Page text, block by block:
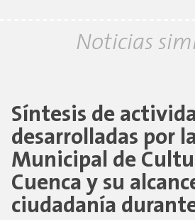
Noticias
Síntesis de
desarrolladas por
Municipal de
Cuenca y su
ciudadanía